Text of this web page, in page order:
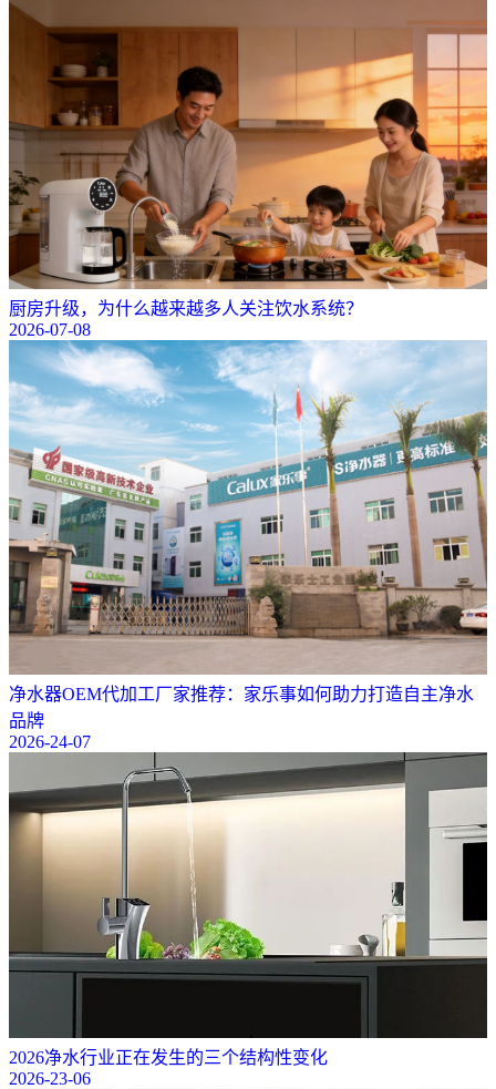
厨房升级，为什么越来越多人关注饮水系统？
2026-07-08
净水器OEM代加工厂家推荐：家乐事如何助力打造自主净水
品牌
2026-24-07
2026净水行业正在发生的三个结构性变化
2026-23-06